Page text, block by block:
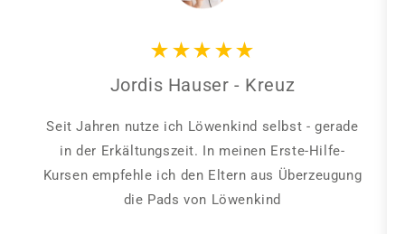
★★★★★
Jordis Hauser - Kreuz
Seit Jahren nutze ich Löwenkind selbst - gerade
in der Erkältungszeit. In meinen Erste-Hilfe-
Kursen empfehle ich den Eltern aus Überzeugung
die Pads von Löwenkind